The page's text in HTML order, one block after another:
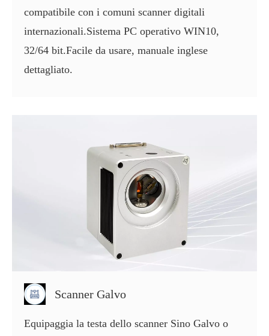
compatibile con i comuni scanner digitali
internazionali.Sistema PC operativo WIN10,
32/64 bit.Facile da usare, manuale inglese
dettagliato.
Scanner Galvo
Equipaggia la testa dello scanner Sino Galvo o